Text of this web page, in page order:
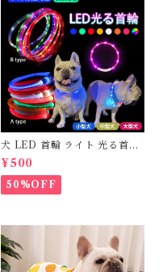
犬 LED 首輪 ライト 光る首輪
USB充電 生活防水 長さ調整可
能 首輪 犬用 ペット カラー ペ
ット用品 軽量 ドッグ用品 フレ
ンチブルドック 大型犬 中型犬
¥500
50%OFF